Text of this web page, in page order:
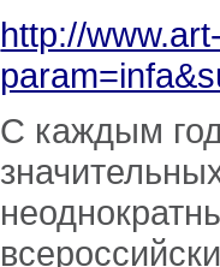
http://
С каждым